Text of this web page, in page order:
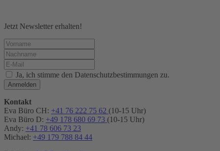
Jetzt Newsletter erhalten!
Ja, ich stimme den Datenschutzbestimmungen zu.
Anmelden
Kontakt
Eva Büro CH: +41 76 222 75 62 (10-15 Uhr)
Eva Büro D: +49 178 680 69 73 (10-15 Uhr)
Andy: +41 78 606 73 23
Michael: +49 179 788 84 44